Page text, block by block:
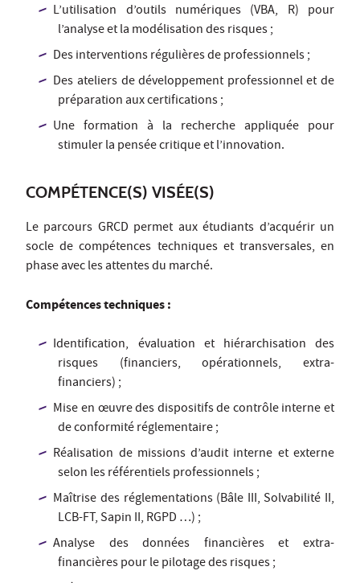
L’utilisation d’outils numériques (VBA, R) pour
l’analyse et la modélisation des risques ;
Des interventions régulières de professionnels ;
Des ateliers de développement professionnel et de
préparation aux certifications ;
Une formation à la recherche appliquée pour
stimuler la pensée critique et l’innovation.
COMPÉTENCE(S) VISÉE(S)
Le parcours GRCD permet aux étudiants d’acquérir un
socle de compétences techniques et transversales, en
phase avec les attentes du marché.
Compétences techniques :
Identification, évaluation et hiérarchisation des
risques (financiers, opérationnels, extra-
financiers) ;
Mise en œuvre des dispositifs de contrôle interne et
de conformité réglementaire ;
Réalisation de missions d’audit interne et externe
selon les référentiels professionnels ;
Maîtrise des réglementations (Bâle III, Solvabilité II,
LCB-FT, Sapin II, RGPD …) ;
Analyse des données financières et extra-
financières pour le pilotage des risques ;